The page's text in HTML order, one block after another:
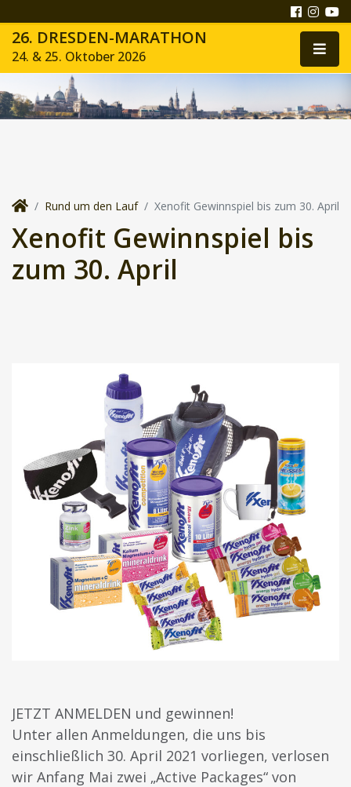
26. DRESDEN-MARATHON
24. & 25. Oktober 2026
Rund um den Lauf Xenofit Gewinnspiel bis zum 30. April
Xenofit Gewinnspiel bis
zum 30. April
JETZT ANMELDEN und gewinnen!
Unter allen Anmeldungen, die uns bis
einschließlich 30. April 2021 vorliegen, verlosen
wir Anfang Mai zwei „Active Packages“ von